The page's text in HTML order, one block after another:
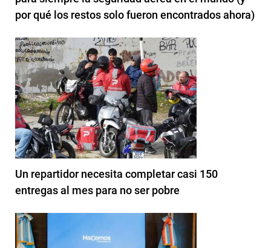
por qué los restos solo fueron encontrados ahora)
Un repartidor necesita completar casi 150
entregas al mes para no ser pobre